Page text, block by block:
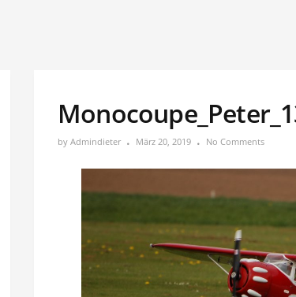
by Admindieter März 20, 2019 No Comments